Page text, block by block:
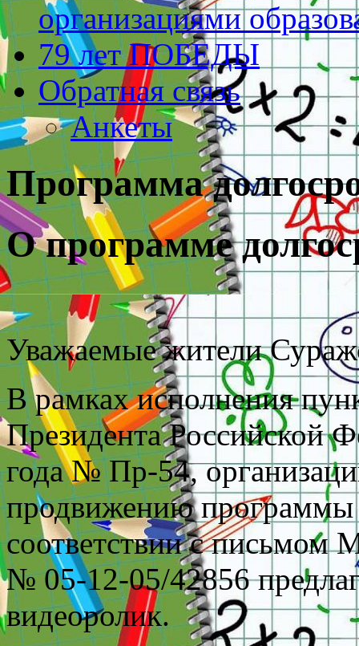
организациями
79 лет ПОБЕДЫ
Обратная связь
Анкеты
Программа
О программе
Уважаемые жители
В рамках исполнения
Президента Российской
года № Пр-54,
продвижению программы
соответствии с письмом
№ 05-12-05/42856
видеоролик.